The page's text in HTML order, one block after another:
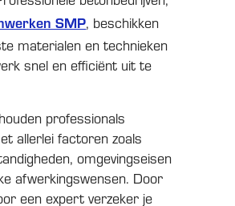
SMP, beschikken
materialen en technieken
snel en efficiënt uit te
professionals
allerlei factoren zoals
omgevingseisen
afwerkingswensen. Door
een expert verzeker je